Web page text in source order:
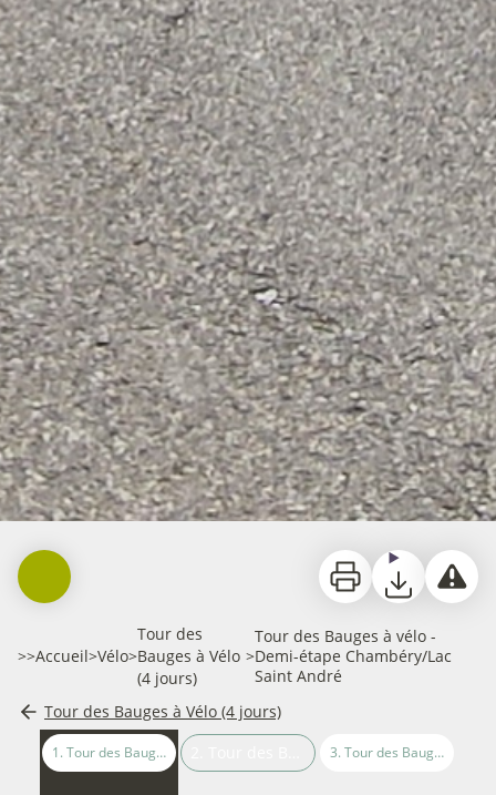
ImprimerTélécharger
>>Accueil>Vélo>
Tour des
Bauges à Vélo
(4 jours)
>
Tour des Bauges à vélo -
Demi-étape Chambéry/Lac
Saint André
Tour des Bauges à Vélo (4 jours)
1. Tour des Bauges à vélo - Demi-étape Aix-les-Bains/Chambéry 3. Tour des Bauges à vélo - Demi-étape Lac Saint André / Lac de Carouge